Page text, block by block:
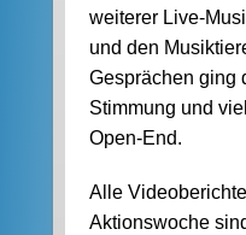
weiterer Live-
und den
Gesprächen ging
Stimmung und
Open-End.
Alle
Aktionswoche